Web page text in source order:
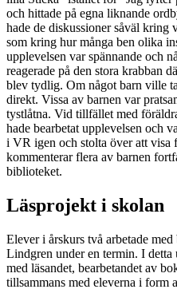
och hittade på egna liknande
hade de diskussioner såväl kring
som kring hur många ben olika
upplevelsen var spännande och
reagerade på den stora krabban
blev tydlig. Om något barn ville
direkt. Vissa av barnen var
tystlåtna. Vid tillfället med
hade bearbetat upplevelsen och
i VR igen och stolta över att visa
kommenterar flera av barnen
biblioteket.
Läsprojekt i skolan
Elever i årskurs två arbetade
Lindgren under en termin. I detta
med läsandet, bearbetandet av
tillsammans med eleverna i form